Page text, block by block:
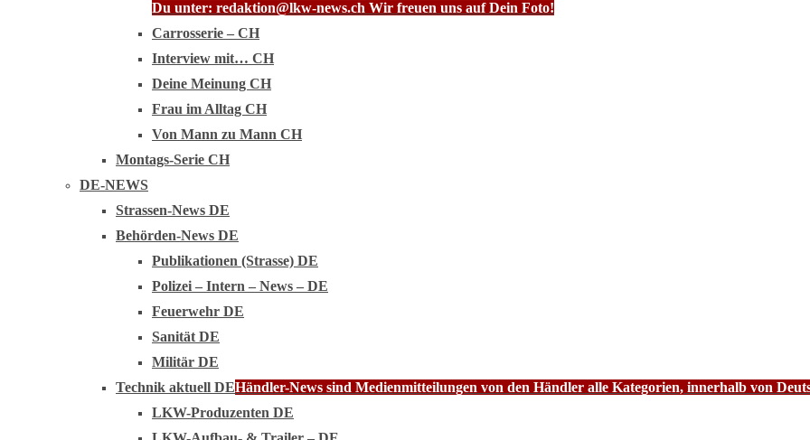
Du unter: redaktion@lkw-news.ch Wir freuen uns auf Dein Foto!
Carrosserie – CH
Interview mit… CH
Deine Meinung CH
Frau im Alltag CH
Von Mann zu Mann CH
Montags-Serie CH
DE-NEWS
Strassen-News DE
Behörden-News DE
Publikationen (Strasse) DE
Polizei – Intern – News – DE
Feuerwehr DE
Sanität DE
Militär DE
Technik aktuell DEHändler-News sind Medienmitteilungen von den Händler alle Kategorien, innerhalb von
LKW-Produzenten DE